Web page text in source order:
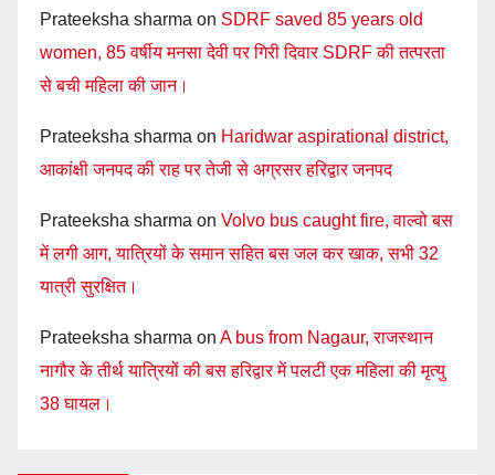
Prateeksha sharma on SDRF saved 85 years old
women, 85 वर्षीय मनसा देवी पर गिरी दिवार SDRF की तत्परता
से बची महिला की जान।
Prateeksha sharma on Haridwar aspirational district,
आकांक्षी जनपद की राह पर तेजी से अग्रसर हरिद्वार जनपद
Prateeksha sharma on Volvo bus caught fire, वाल्वो बस
में लगी आग, यात्रियों के समान सहित बस जल कर खाक, सभी 32
यात्री सुरक्षित।
Prateeksha sharma on A bus from Nagaur, राजस्थान
नागौर के तीर्थ यात्रियों की बस हरिद्वार में पलटी एक महिला की मृत्यु
38 घायल।